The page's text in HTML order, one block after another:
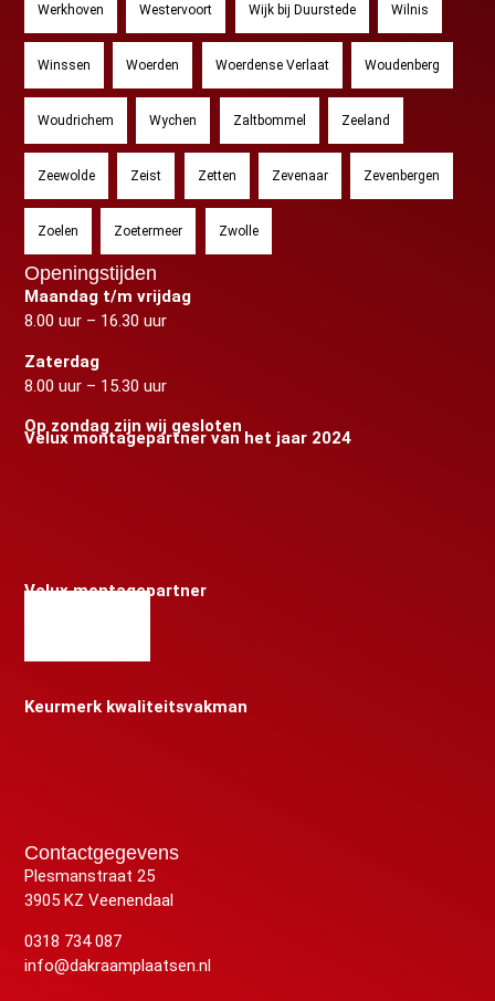
Werkhoven Westervoort Wijk bij Duurstede Wilnis
Winssen Woerden Woerdense Verlaat Woudenberg
Woudrichem Wychen Zaltbommel Zeeland
Zeewolde Zeist Zetten Zevenaar Zevenbergen
Zoelen Zoetermeer Zwolle
Openingstijden
Maandag t/m vrijdag
8.00 uur – 16.30 uur
Zaterdag
8.00 uur – 15.30 uur
Op zondag zijn wij gesloten
Velux montagepartner van het jaar 2024
Velux montagepartner
Keurmerk kwaliteitsvakman
Contactgegevens
Plesmanstraat 25
3905 KZ Veenendaal
0318 734 087
info@dakraamplaatsen.nl